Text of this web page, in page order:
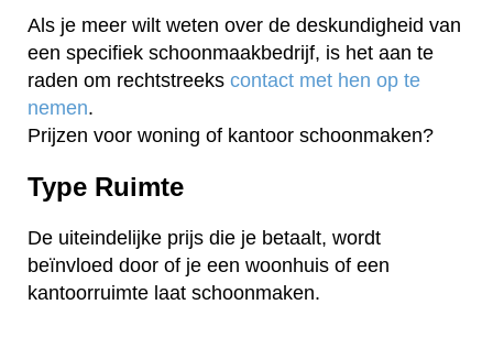
Als je meer wilt weten over de deskundigheid van
een specifiek schoonmaakbedrijf, is het aan te
raden om rechtstreeks contact met hen op te
nemen.
Prijzen voor woning of kantoor schoonmaken?
Type Ruimte
De uiteindelijke prijs die je betaalt, wordt
beïnvloed door of je een woonhuis of een
kantoorruimte laat schoonmaken.